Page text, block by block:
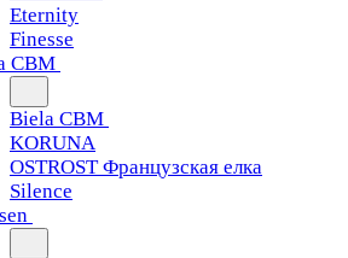
Eternity
Finesse
CBM
Biela CBM
KORUNA
OSTROST Французская елка
Silence